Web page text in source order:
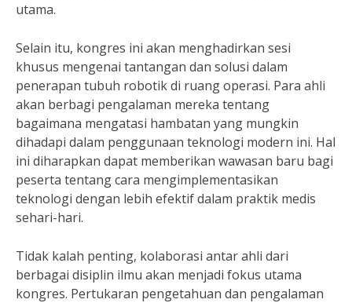
utama.
Selain itu, kongres ini akan menghadirkan sesi
khusus mengenai tantangan dan solusi dalam
penerapan tubuh robotik di ruang operasi. Para ahli
akan berbagi pengalaman mereka tentang
bagaimana mengatasi hambatan yang mungkin
dihadapi dalam penggunaan teknologi modern ini. Hal
ini diharapkan dapat memberikan wawasan baru bagi
peserta tentang cara mengimplementasikan
teknologi dengan lebih efektif dalam praktik medis
sehari-hari.
Tidak kalah penting, kolaborasi antar ahli dari
berbagai disiplin ilmu akan menjadi fokus utama
kongres. Pertukaran pengetahuan dan pengalaman